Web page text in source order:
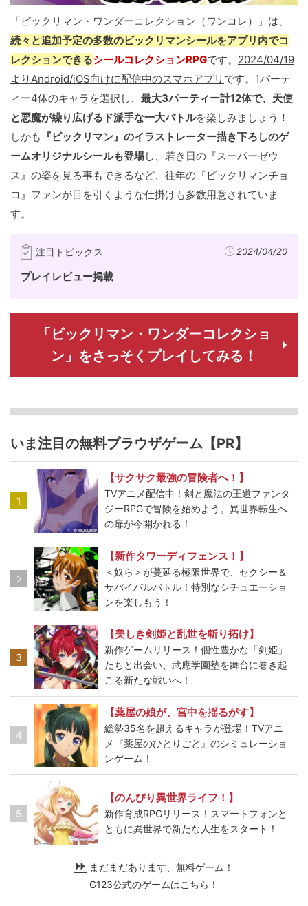
「ビックリマン・ワンダーコレクション（ワンコレ）」は、
続々と追加予定の多数のビックリマンシールをアプリ内でコ
レクションできるシールコレクションRPGです。 2024/04/19
よりAndroid/iOS向けに配信中のスマホアプリ です。1パーテ
ィー4体のキャラを選択し、 最大3パーティー計12体で、天使
と悪魔が繰り広げるド派手な一大バトルを楽しみましょう！
しかも 『ビックリマン』のイラストレーター描き下ろしのゲ
ームオリジナルシールも登場し、若き日の『スーパーゼウ
ス』の姿を見る事もできるなど、往年の『ビックリマンチョ
コ』ファンが目を引くような仕掛けも多数用意されていま
す。
注目トピックス 2024/04/20
プレイレビュー掲載
「ビックリマン・ワンダーコレクショ
ン」をさっそくプレイしてみる！
いま注目の無料ブラウザゲーム【PR】
1
【サクサク最強の冒険者へ！】
TVアニメ配信中！剣と魔法の王道ファンタ
ジーRPGで冒険を始めよう。異世界転生へ
の扉が今開かれる！
2
【新作タワーディフェンス！】
＜奴ら＞が蔓延る極限世界で、セクシー＆
サバイバルバトル！特別なシチュエーショ
ンを楽しもう！
3
【美しき剣姫と乱世を斬り拓け】
新作ゲームリリース！個性豊かな「剣姫」
たちと出会い、武應学園塾を舞台に巻き起
こる新たな戦いへ！
4
【薬屋の娘が、宮中を揺るがす】
総勢35名を超えるキャラが登場！TVアニ
メ『薬屋のひとりごと』のシミュレーショ
ンゲーム！
5
【のんびり異世界ライフ！】
新作育成RPGリリース！スマートフォンと
ともに異世界で新たな人生をスタート！
まだまだあります、無料ゲーム！
G123公式のゲームはこちら！